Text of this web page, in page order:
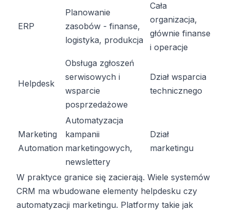
ERP
Planowanie
zasobów - finanse,
logistyka, produkcja
Cała
organizacja,
głównie finanse
i operacje
Helpdesk
Obsługa zgłoszeń
serwisowych i
wsparcie
posprzedażowe
Dział wsparcia
technicznego
Marketing
Automation
Automatyzacja
kampanii
marketingowych,
newslettery
Dział
marketingu
W praktyce granice się zacierają. Wiele systemów
CRM ma wbudowane elementy helpdesku czy
automatyzacji marketingu. Platformy takie jak